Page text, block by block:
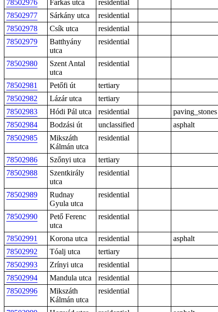
78502976 Farkas utca
residential
78502977
Sárkány utca
residential
78502978
Csík utca
residential
78502979
Batthyány
utca
residential
78502980
Szent Antal
utca
residential
78502981 Petőfi út
tertiary
78502982
Lázár utca
tertiary
78502983
Hódi Pál utca residential
paving_stones
78502984
Bodzási út unclassified
asphalt
78502985
Mikszáth
Kálmán utca
residential
78502986 Szőnyi utca
tertiary
78502988
Szentkirály
utca
residential
78502989
Rudnay
Gyula utca
residential
78502990
Pető Ferenc
utca
residential
78502991 Korona utca residential
asphalt
78502992
Tóalj utca
tertiary
78502993
Zrínyi utca
residential
78502994
Mandula utca
residential
78502996
Mikszáth
Kálmán utca
residential